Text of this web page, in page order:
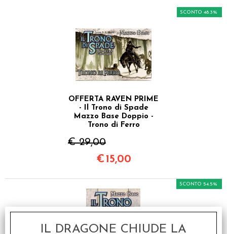
OFFERTA RAVEN PRIME
- Il Trono di Spade
Mazzo Base Doppio -
Trono di Ferro
€ 29,00
SCONTO 48.3%
€ 15,00
SCONTO 54.5%
IL DRAGONE CHIUDE LA